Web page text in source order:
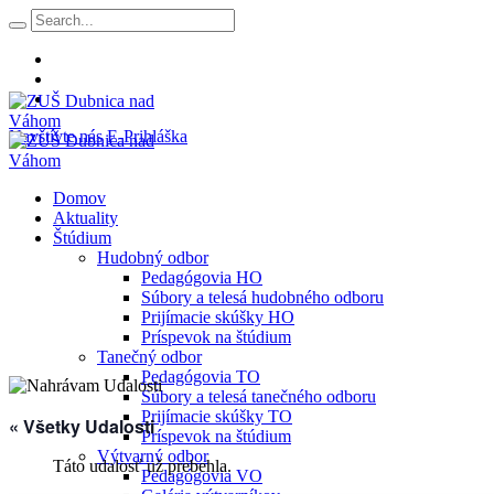
Navštívte nás E-Prihláška
Domov
Aktuality
Štúdium
Hudobný odbor
Pedagógovia HO
Súbory a telesá hudobného odboru
Prijímacie skúšky HO
Príspevok na štúdium
Tanečný odbor
Pedagógovia TO
Súbory a telesá tanečného odboru
Prijímacie skúšky TO
Príspevok na štúdium
Výtvarný odbor
Pedagógovia VO
« Všetky Udalosti
Táto udalosť už prebehla.